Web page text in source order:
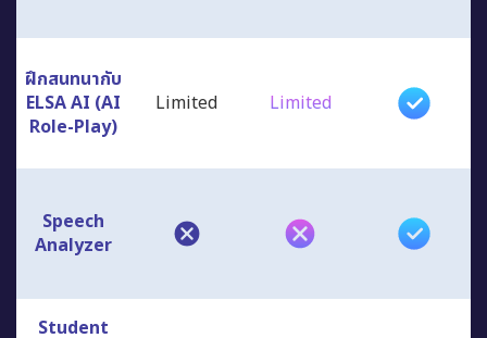
ฝึกสนทนากับ
ELSA AI (AI
Role-Play)
Limited Limited
Speech
Analyzer
Student